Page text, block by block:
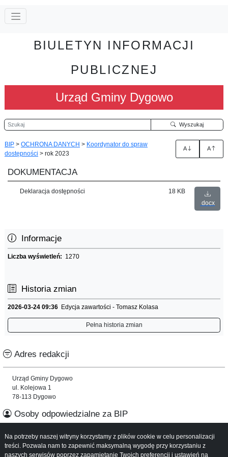
BIULETYN INFORMACJI
PUBLICZNEJ
Urząd Gminy Dygowo
Szukaj Wyszukaj
BIP > OCHRONA DANYCH > Koordynator do spraw
dostępności > rok 2023
A A
DOKUMENTACJA
Deklaracja dostępności
18 KB
docx
Informacje
Liczba wyświetleń: 1270
Historia zmian
2026-03-24 09:36 Edycja zawartości - Tomasz Kolasa
Pełna historia zmian
Adres redakcji
Urząd Gminy Dygowo
ul. Kolejowa 1
78-113 Dygowo
Osoby odpowiedzialne za BIP
Informacje o serwisie
Na potrzeby naszej witryny korzystamy z plików cookie w celu personalizacji
treści. Pozwala nam to zapewnić maksymalną wygodę przy korzystaniu z
naszych serwisów poprzez zapamiętanie Twoich preferencji i ustawień na